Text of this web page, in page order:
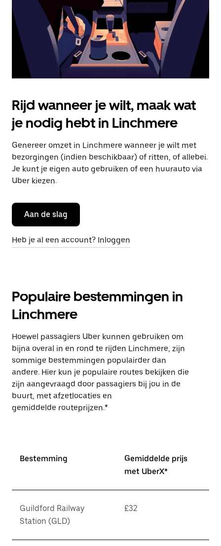
agenda
te
sluiten.
Rijd wanneer je wilt, maak wat
je nodig hebt in Linchmere
Genereer omzet in Linchmere wanneer je wilt met
bezorgingen (indien beschikbaar) of ritten, of allebei.
Je kunt je eigen auto gebruiken of een huurauto via
Uber kiezen.
Aan de slag
Heb je al een account? Inloggen
Populaire bestemmingen in
Linchmere
Hoewel passagiers Uber kunnen gebruiken om
bijna overal in en rond te rijden Linchmere, zijn
sommige bestemmingen populairder dan
andere. Hier kun je populaire routes bekijken die
zijn aangevraagd door passagiers bij jou in de
buurt, met afzetlocaties en
gemiddelde routeprijzen.*
Bestemming
Gemiddelde prijs
met UberX*
Guildford Railway
Station (GLD)
£32